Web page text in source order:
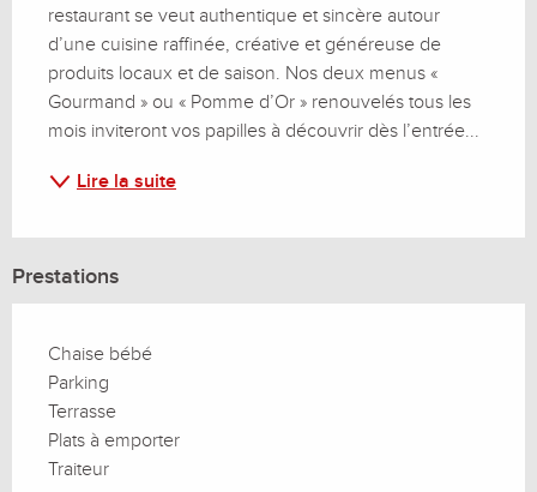
restaurant se veut authentique et sincère autour
d’une cuisine raffinée, créative et généreuse de
produits locaux et de saison. Nos deux menus «
Gourmand » ou « Pomme d’Or » renouvelés tous les
mois inviteront vos papilles à découvrir dès l’entrée...
Lire la suite
Prestations
Chaise bébé
Parking
Terrasse
Plats à emporter
Traiteur